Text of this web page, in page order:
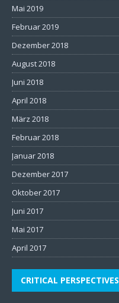
Mai 2019
Februar 2019
Dezember 2018
August 2018
Juni 2018
April 2018
März 2018
Februar 2018
Januar 2018
Dezember 2017
Oktober 2017
Juni 2017
Mai 2017
April 2017
CRITICAL PERSPECTIVES